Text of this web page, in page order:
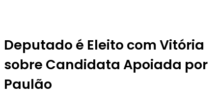
Deputado é Eleito com Vitória
sobre Candidata Apoiada por
Paulão